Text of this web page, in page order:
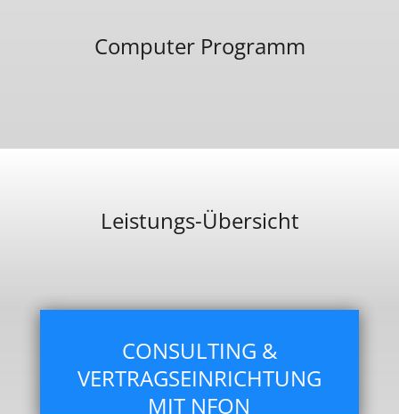
Computer Programm
Leistungs-Übersicht
CONSULTING &
VERTRAGSEINRICHTUNG
MIT NFON